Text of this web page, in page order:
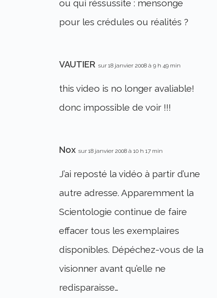
ou qui réssussite : mensonge
pour les crédules ou réalités ?
VAUTIER sur 18 janvier 2008 à 9 h 49 min
this video is no longer avaliable!
donc impossible de voir !!!
Nox sur 18 janvier 2008 à 10 h 17 min
J’ai reposté la vidéo à partir d’une
autre adresse. Apparemment la
Scientologie continue de faire
effacer tous les exemplaires
disponibles. Dépéchez-vous de la
visionner avant qu’elle ne
redisparaisse…